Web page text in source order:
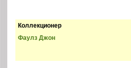
Коллекционер
Фаулз Джон